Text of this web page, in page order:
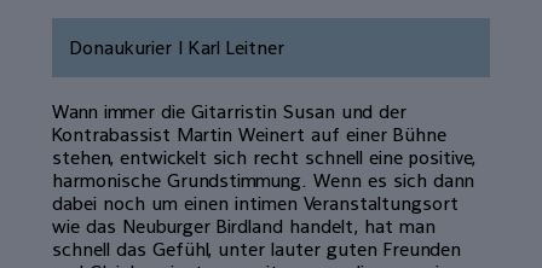
Donaukurier | Karl Leitner
Wann immer die Gitarristin Susan und der
Kontrabassist Martin Weinert auf einer Bühne
stehen, entwickelt sich recht schnell eine positive,
harmonische Grundstimmung. Wenn es sich dann
dabei noch um einen intimen Veranstaltungsort
wie das Neuburger Birdland handelt, hat man
schnell das Gefühl, unter lauter guten Freunden